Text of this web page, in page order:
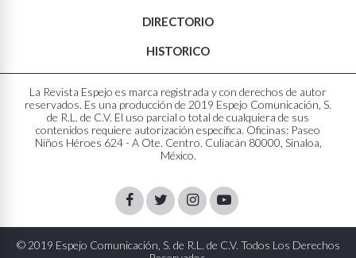
DIRECTORIO
HISTORICO
La Revista Espejo es marca registrada y con derechos de autor
reservados. Es una producción de 2019 Espejo Comunicación, S.
de R.L. de C.V. El uso parcial o total de cualquiera de sus
contenidos requiere autorización específica. Oficinas: Paseo
Niños Héroes 624 - A Ote. Centro. Culiacán 80000, Sinaloa,
México.
FacebookTwitterInstagram
Youtube
© 2019 Espejo Comunicación, S. de R.L. de C.V. Todos Los Derechos